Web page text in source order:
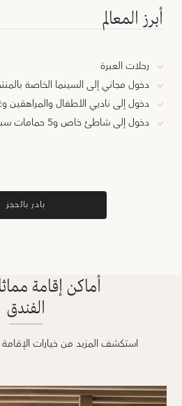
أبرز المعالم
رحلات العبرة
دخول مجاني إلى السينما الخاصة
دخول إلى ناديي الأطفال والمراهقين
دخول إلى شاطئ خاص و5 حمامات سباحة
بادر بالحجز
أماكن إقامة
الفندق
استكشف المزيد من خيارات